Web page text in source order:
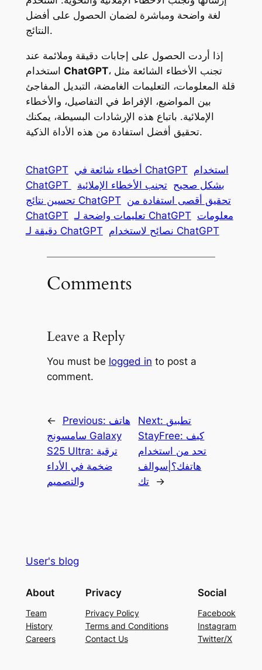
لغة واضحة ومباشرة لضمان الحصول على أفضل
النتائج.
إذا أردت الحصول على إجابات دقيقة وملائمة عند
ChatGPT، تجنب الأخطاء الشائعة مثل
قلة المعلومات، التعليمات الغامضة، التبديل المفاجئ
بين المواضيع، الإفراط في التفاصيل، والأخطاء
الإملائية. باتباع هذه الإرشادات البسيطة، يمكنك
تحقيق أفضل استفادة من هذه الأداة الذكية.
ChatGPT أخطاء شائعة في ChatGPT استخدام
ChatGPT بشكل صحيح تجنب الأخطاء الإملائية
تحسين نتائج ChatGPT تحقيق أقصى استفادة من
ChatGPT
تعليمات واضحة لـ ChatGPT معلومات
دقيقة لـ ChatGPT
نصائح لاستخدام ChatGPT
Comments
Leave a Reply
You must be logged in to post a
comment.
← Previous: هاتف
سامسونج Galaxy
S25 Ultra: ترقية
ضخمة في الأداء
والتصميم
Next: تطبيق
StayFree: كيف
تحد من استخدام
هاتفك؟|سوالف
تك
→
User's blog
About
Team
History
Careers
Privacy
Privacy Policy
Terms and Conditions
Contact Us
Social
Facebook
Instagram
Twitter/X